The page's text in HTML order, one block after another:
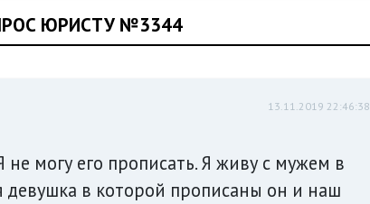
ЮРИСТУ №3344
13.11.2019 22:46:38
не могу его прописать. Я живу с мужем в
девушка в которой прописаны он и наш